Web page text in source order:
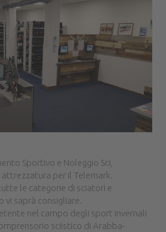
Sportivo e Noleggio Sci,
per il Telemark.
le categorie di sciatori e
vi saprà consigliare.
nel campo degli sport invernali
sciistico di Arabba-